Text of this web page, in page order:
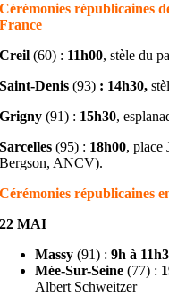
Cérémonies républicaines
France
Creil(60) : 11h00, stèle du
Saint-Denis(93) : 14h30,
Grigny(91) : 15h30,
Sarcelles(95) : 18h00, place
Bergson, ANCV).
Cérémonies républicaines
22 MAI
Massy (91) :9h à
Mée-Sur-Seine (77) :
Albert Schweitzer